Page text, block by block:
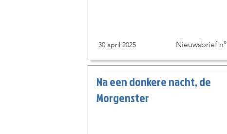
30 april 2025 Nieuwsbrief n°
Na een donkere nacht, de
Morgenster